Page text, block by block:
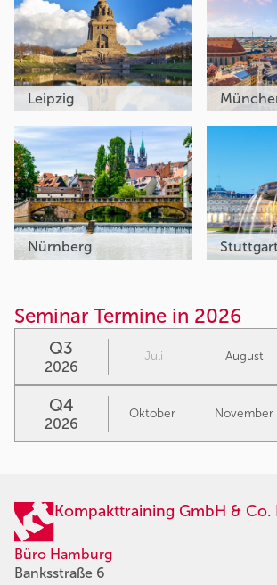
Leipzig
Nürnberg
Seminar Termine in 2026
Q3
2026
Juli August
Q4
2026
Oktober November
Kompakttraining GmbH & Co.
Büro Hamburg
Banksstraße 6